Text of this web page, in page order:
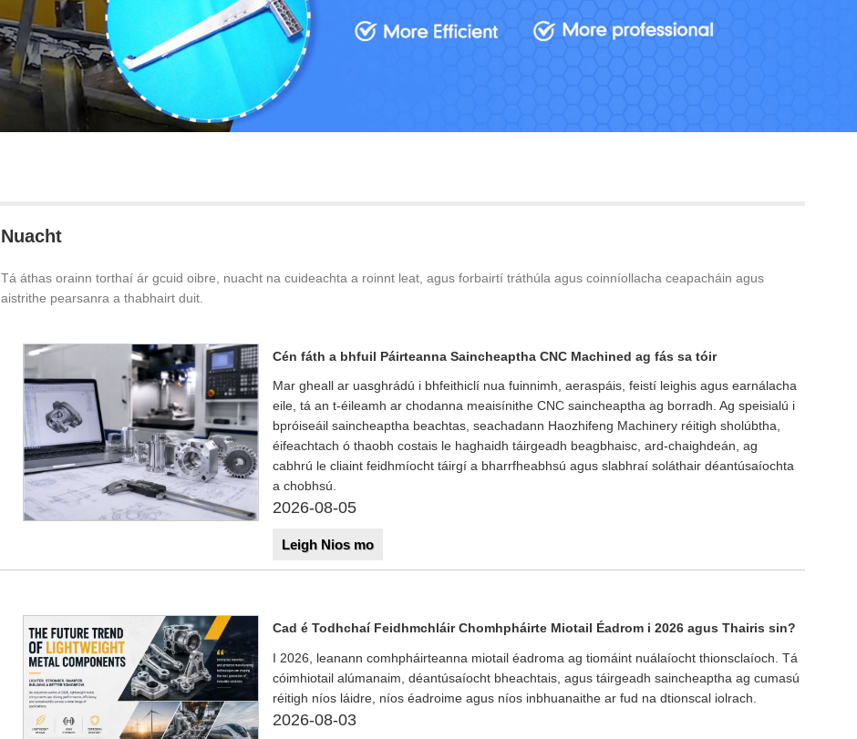
Nuacht
Tá áthas orainn torthaí ár gcuid oibre, nuacht na cuideachta a roinnt leat, agus forbairtí tráthúla agus coinníollacha ceapacháin agus
aistrithe pearsanra a thabhairt duit.
Cén fáth a bhfuil Páirteanna Saincheaptha CNC Machined ag fás sa tóir
Mar gheall ar uasghrádú i bhfeithiclí nua fuinnimh, aeraspáis, feistí leighis agus earnálacha
eile, tá an t-éileamh ar chodanna meaisínithe CNC saincheaptha ag borradh. Ag speisialú i
bpróiseáil saincheaptha beachtas, seachadann Haozhifeng Machinery réitigh sholúbtha,
éifeachtach ó thaobh costais le haghaidh táirgeadh beagbhaisc, ard-chaighdeán, ag
cabhrú le cliaint feidhmíocht táirgí a bharrfheabhsú agus slabhraí soláthair déantúsaíochta
a chobhsú.
2026-08-05
Leigh Nios mo
Cad é Todhchaí Feidhmchláir Chomhpháirte Miotail Éadrom i 2026 agus Thairis sin?
I 2026, leanann comhpháirteanna miotail éadroma ag tiomáint nuálaíocht thionsclaíoch. Tá
cóimhiotail alúmanaim, déantúsaíocht bheachtais, agus táirgeadh saincheaptha ag cumasú
réitigh níos láidre, níos éadroime agus níos inbhuanaithe ar fud na dtionscal iolrach.
2026-08-03